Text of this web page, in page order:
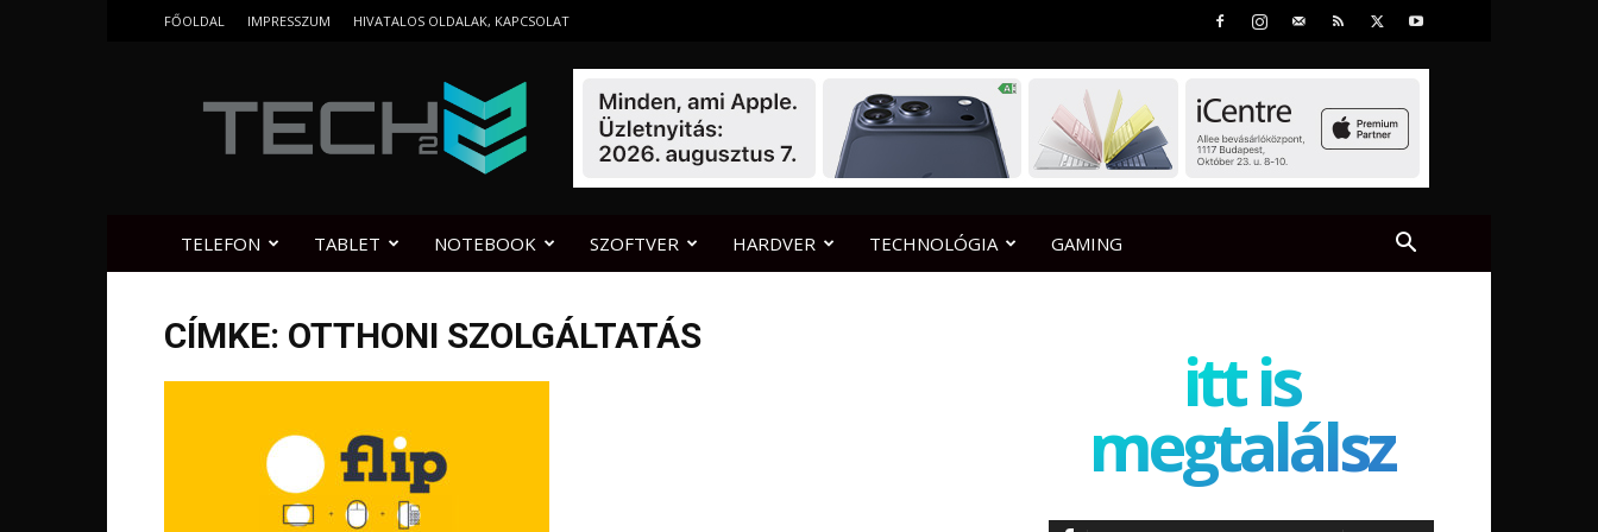
FŐOLDAL IMPRESSZUM HIVATALOS OLDALAK, KAPCSOLAT
TELEFON TABLET NOTEBOOK SZOFTVER HARDVER TECHNOLÓGIA GAMING
CÍMKE: OTTHONI SZOLGÁLTATÁS
itt is
megtalálsz